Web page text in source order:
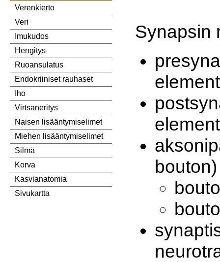
Verenkierto
Veri
Imukudos
Hengitys
Ruoansulatus
Endokriiniset rauhaset
Iho
Virtsaneritys
Naisen lisääntymiselimet
Miehen lisääntymiselimet
Silmä
Korva
Kasvianatomia
Sivukartta
Synapsin
bouton)